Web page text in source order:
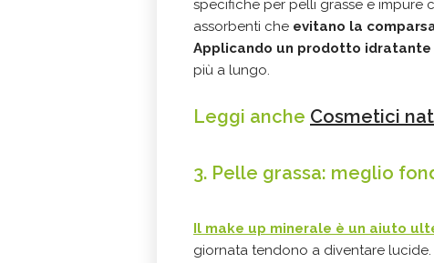
specifiche per pelli grasse e impure
assorbenti che evitano la
Applicando un prodotto idratante
più a lungo.
Leggi anche Cosmetici
3. Pelle grassa: meglio
Il make up minerale è un aiuto
giornata tendono a diventare lucide.